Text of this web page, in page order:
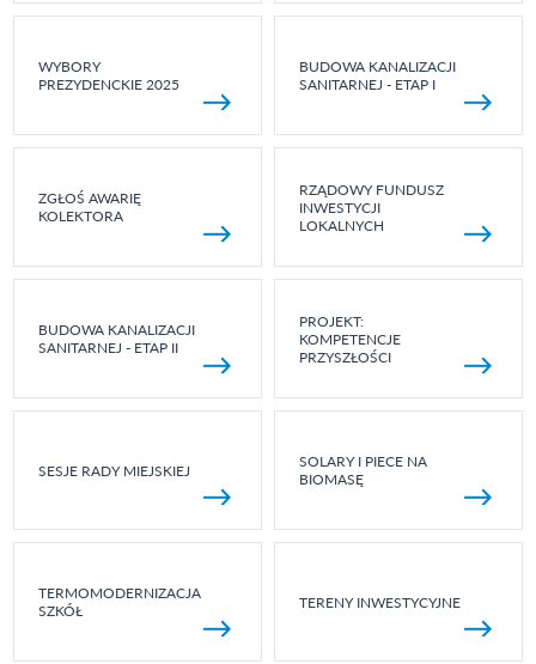
WYBORY
PREZYDENCKIE 2025
BUDOWA KANALIZACJI
SANITARNEJ - ETAP I
ZGŁOŚ AWARIĘ
KOLEKTORA
RZĄDOWY FUNDUSZ
INWESTYCJI
LOKALNYCH
BUDOWA KANALIZACJI
SANITARNEJ - ETAP II
PROJEKT:
KOMPETENCJE
PRZYSZŁOŚCI
SESJE RADY MIEJSKIEJ
SOLARY I PIECE NA
BIOMASĘ
TERMOMODERNIZACJA
SZKÓŁ
TERENY INWESTYCYJNE